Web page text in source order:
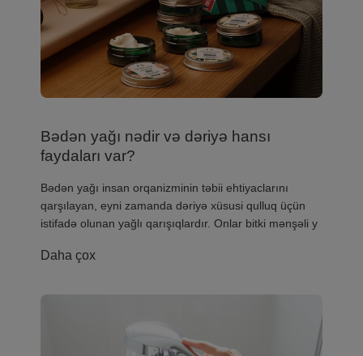
Bədən yağı nədir və dəriyə hansı
faydaları var?
​Bədən yağı insan orqanizminin təbii ehtiyaclarını
qarşılayan, eyni zamanda dəriyə xüsusi qulluq üçün
istifadə olunan yağlı qarışıqlardır. Onlar bitki mənşəli y
Daha çox